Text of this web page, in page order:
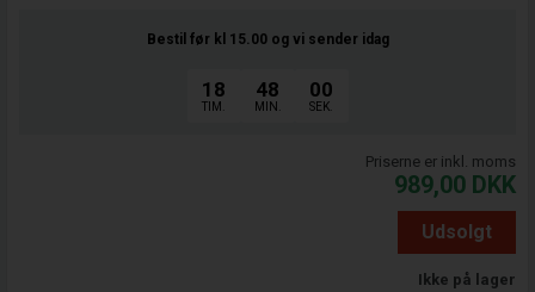
Bestil før kl 15.00 og vi sender idag
18
TIM.
48
MIN.
00
SEK.
Priserne er inkl. moms
989,00 DKK
Udsolgt
Ikke på lager